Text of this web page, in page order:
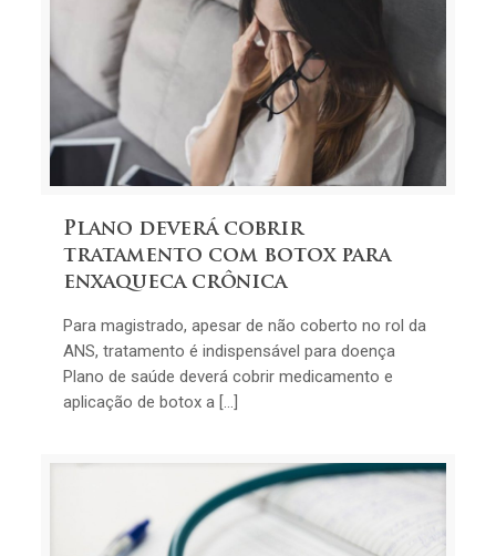
Plano deverá cobrir
tratamento com botox para
enxaqueca crônica
Para magistrado, apesar de não coberto no rol da
ANS, tratamento é indispensável para doença
Plano de saúde deverá cobrir medicamento e
aplicação de botox a […]